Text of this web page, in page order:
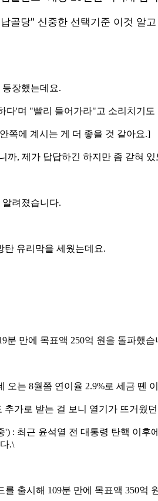
장했는데요.
다'며 "빨리 들어가라"고 소리치기도
쪽에 계시는 게 더 좋을 것 같아요.]
까, 제가 답답하긴 하지만 좀 갇혀
려졌습니다.
탄 유리막을 세웠는데요.
분 만에 목표액 250억 원을 돌파했습
는 8월쯤 연이율 2.9%로 세금 뗀
가로 받는 걸 보니 열기가 뜨거웠
: 최근 윤석열 전 대통령 탄핵 이
.\
출시해 109분 만에 목표액 350억